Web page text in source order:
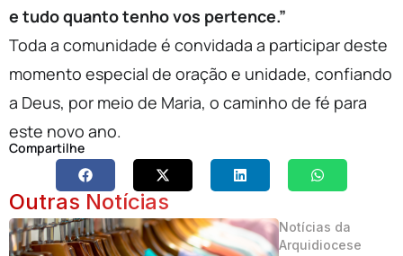
e tudo quanto tenho vos pertence.”
Toda a comunidade é convidada a participar deste
momento especial de oração e unidade, confiando
a Deus, por meio de Maria, o caminho de fé para
este novo ano.
Compartilhe
Outras Notícias
Notícias da
Arquidiocese